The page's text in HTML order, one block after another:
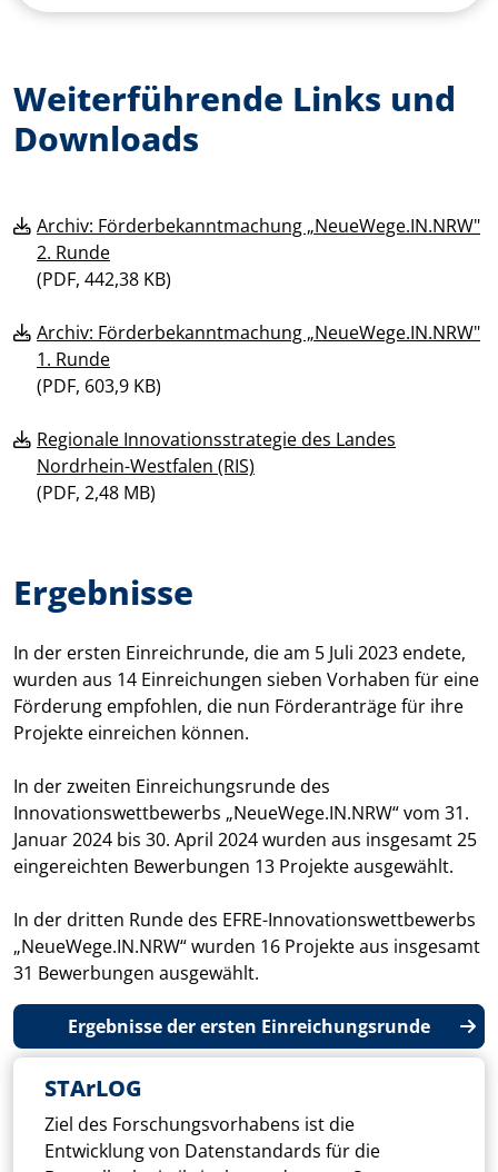
Weiterführende Links und
Downloads
Archiv: Förderbekanntmachung „NeueWege.IN.NRW"
2. Runde
(PDF, 442,38 KB)
Archiv: Förderbekanntmachung „NeueWege.IN.NRW"
1. Runde
(PDF, 603,9 KB)
Regionale Innovationsstrategie des Landes
Nordrhein-Westfalen (RIS)
(PDF, 2,48 MB)
Ergebnisse
In der ersten Einreichrunde, die am 5 Juli 2023 endete,
wurden aus 14 Einreichungen sieben Vorhaben für eine
Förderung empfohlen, die nun Förderanträge für ihre
Projekte einreichen können.
In der zweiten Einreichungsrunde des
Innovationswettbewerbs „NeueWege.IN.NRW“ vom 31.
Januar 2024 bis 30. April 2024 wurden aus insgesamt 25
eingereichten Bewerbungen 13 Projekte ausgewählt.
In der dritten Runde des EFRE-Innovationswettbewerbs
„NeueWege.IN.NRW“ wurden 16 Projekte aus insgesamt
31 Bewerbungen ausgewählt.
Ergebnisse der ersten Einreichungsrunde
STArLOG
Ziel des Forschungsvorhabens ist die
Entwicklung von Datenstandards für die